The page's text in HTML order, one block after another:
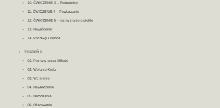
10. ĆWICZENIE 3 – Pośrednicy
11. ĆWICZENIE 4 – Powtarzanie
12. ĆWICZENIE 5 – rozmyślanie o piekle
13. Nawrócenie
14. Postawy i owoce
TYDZIEŃ II
01. Posłany przez Miłość
02. Wołanie Króla
03. Wcielenie
04. Nawiedzenie
05. Narodzenie
06. Ofiarowanie